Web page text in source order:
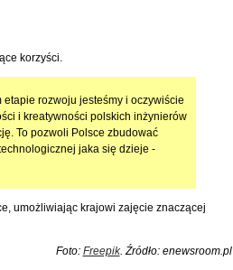
korzyści.
rozwoju jesteśmy i oczywiście
i kreatywności polskich inżynierów
To pozwoli Polsce zbudować
jaka się dzieje -
umożliwiając krajowi zajęcie znaczącej
Foto: Freepik. Źródło: enewsroom.pl